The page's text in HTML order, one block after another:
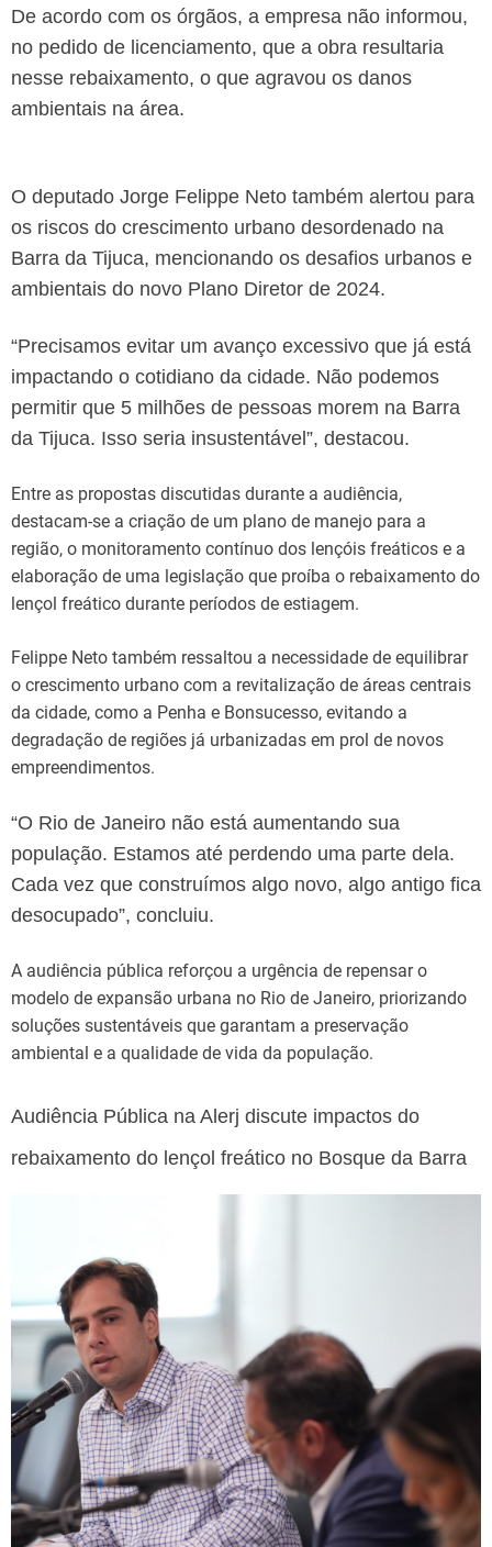
De acordo com os órgãos, a empresa não informou,
no pedido de licenciamento, que a obra resultaria
nesse rebaixamento, o que agravou os danos
ambientais na área.
O deputado Jorge Felippe Neto também alertou para
os riscos do crescimento urbano desordenado na
Barra da Tijuca, mencionando os desafios urbanos e
ambientais do novo Plano Diretor de 2024.
“Precisamos evitar um avanço excessivo que já está
impactando o cotidiano da cidade. Não podemos
permitir que 5 milhões de pessoas morem na Barra
da Tijuca. Isso seria insustentável”, destacou.
Entre as propostas discutidas durante a audiência,
destacam-se a criação de um plano de manejo para a
região, o monitoramento contínuo dos lençóis freáticos e a
elaboração de uma legislação que proíba o rebaixamento do
lençol freático durante períodos de estiagem.
Felippe Neto também ressaltou a necessidade de equilibrar
o crescimento urbano com a revitalização de áreas centrais
da cidade, como a Penha e Bonsucesso, evitando a
degradação de regiões já urbanizadas em prol de novos
empreendimentos.
“O Rio de Janeiro não está aumentando sua
população. Estamos até perdendo uma parte dela.
Cada vez que construímos algo novo, algo antigo fica
desocupado”, concluiu.
A audiência pública reforçou a urgência de repensar o
modelo de expansão urbana no Rio de Janeiro, priorizando
soluções sustentáveis que garantam a preservação
ambiental e a qualidade de vida da população.
Audiência Pública na Alerj discute impactos do
rebaixamento do lençol freático no Bosque da Barra